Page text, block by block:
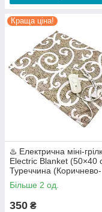
Краща ціна!
♨️ Електрична міні-
Electric Blanket (50×40
Туреччина (Коричнево-
зелена клітинка)
чохол
Більше 2 од.
350 ₴